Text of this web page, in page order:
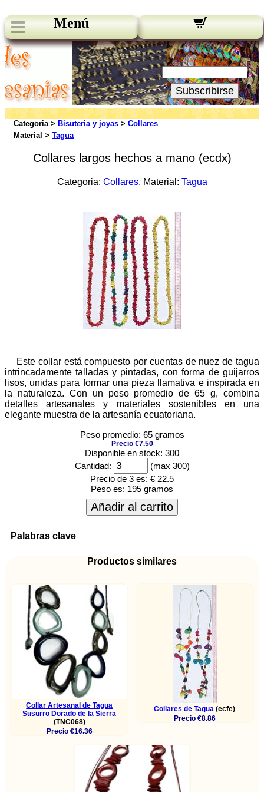
Menú
Novedades:
Su Email:
Subscribirse
Categoria > Bisuteria y joyas > Collares
Material > Tagua
Collares largos hechos a mano (ecdx)
Categoria: Collares, Material: Tagua
Este collar está compuesto por cuentas de nuez de tagua
intrincadamente talladas y pintadas, con forma de guijarros
lisos, unidas para formar una pieza llamativa e inspirada en
la naturaleza. Con un peso promedio de 65 g, combina
detalles artesanales y materiales sostenibles en una
elegante muestra de la artesanía ecuatoriana.
Peso promedio: 65 gramos
Precio €7.50
Disponible en stock: 300
Cantidad:
(max 300)
Precio de 3 es: € 22.5
Peso es: 195 gramos
Añadir al carrito
Palabras clave
Productos similares
Collar Artesanal de Tagua
Susurro Dorado de la Sierra
(TNC068)
Precio €16.36
Collares de Tagua (ecfe)
Precio €8.86